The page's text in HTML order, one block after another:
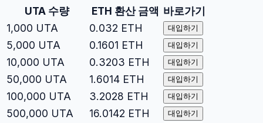
UTA수량 ETH 환산 금액 바로가기
1,000 UTA 0.032 ETH 대입하기
5,000 UTA 0.1601 ETH 대입하기
10,000 UTA 0.3203 ETH 대입하기
50,000 UTA 1.6014 ETH 대입하기
100,000 UTA 3.2028 ETH 대입하기
500,000 UTA 16.0142 ETH 대입하기